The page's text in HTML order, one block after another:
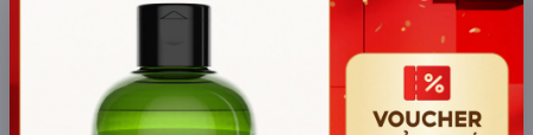
TÀI TRỢ
Quạt mini GOOJODOQ 4000
mAh di động
Khuyến mãi + free ship
Xem khuyến mãi